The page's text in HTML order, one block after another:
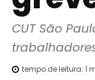
CUT São
tempo de leitura: 1